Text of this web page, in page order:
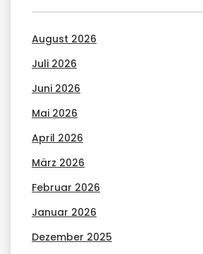
August 2026
Juli 2026
Juni 2026
Mai 2026
April 2026
März 2026
Februar 2026
Januar 2026
Dezember 2025